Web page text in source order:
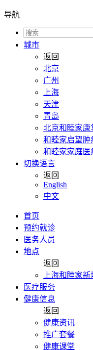
导航
城市
返回
北京
广州
上海
天津
青岛
北京和睦家康
和睦家启望肿
和睦家家庭医
切换语言
返回
English
中文
首页
预约就诊
医务人员
地点
返回
上海和睦家
医疗服务
健康信息
返回
健康资讯
推广套餐
健康课堂